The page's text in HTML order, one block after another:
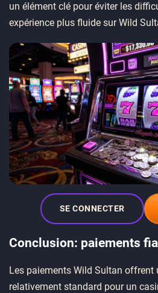
un élément clé pour éviter les
expérience plus fluide sur Wild
SE CONNECTER
Conclusion: paiements
Les paiements Wild Sultan offrent
relativement standard pour un